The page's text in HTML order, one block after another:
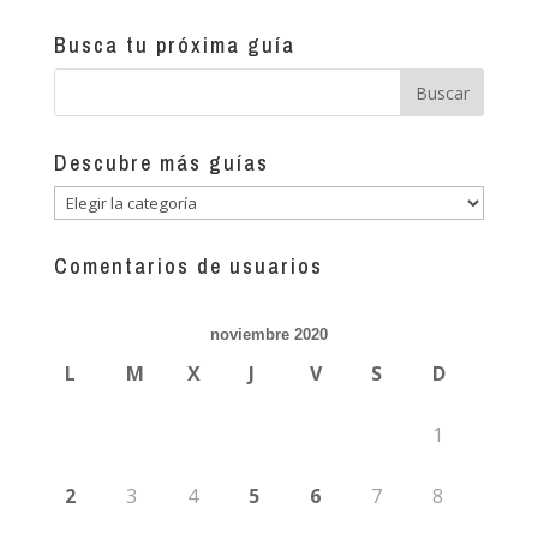
Busca tu próxima guía
Descubre más guías
Descubre
guías
Comentarios de usuarios
noviembre 2020
L M X J V S D
1
2 3 4 5 6 7 8